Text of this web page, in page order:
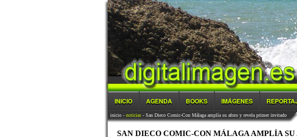
INICIO AGENDA BOOKS IMÁGENES
inicio- noticias- San Dieco Comic-Con Málaga amplía su aforo y revela primer invitado
SAN DIECO COMIC-CON MÁLAGA AMPLÍA